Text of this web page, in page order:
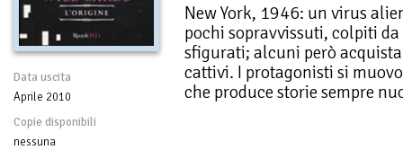
Data uscita
Aprile 2010
Copie disponibili
nessuna
New York, 1946: un virus
pochi sopravvissuti, colpiti
sfigurati; alcuni però
cattivi. I protagonisti si
che produce storie sempre